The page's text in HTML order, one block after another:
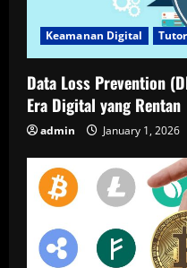
Keamanan Digital
Data Loss Prevention
Era Digital yang Rentan
admin January 1, 2026